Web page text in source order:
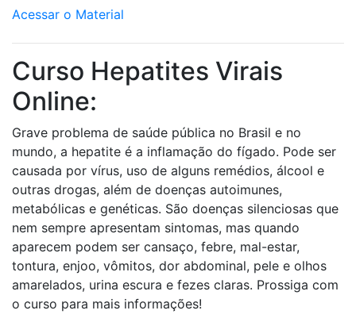
Acessar o Material
Curso Hepatites Virais
Online:
Grave problema de saúde pública no Brasil e no
mundo, a hepatite é a inflamação do fígado. Pode ser
causada por vírus, uso de alguns remédios, álcool e
outras drogas, além de doenças autoimunes,
metabólicas e genéticas. São doenças silenciosas que
nem sempre apresentam sintomas, mas quando
aparecem podem ser cansaço, febre, mal-estar,
tontura, enjoo, vômitos, dor abdominal, pele e olhos
amarelados, urina escura e fezes claras. Prossiga com
o curso para mais informações!